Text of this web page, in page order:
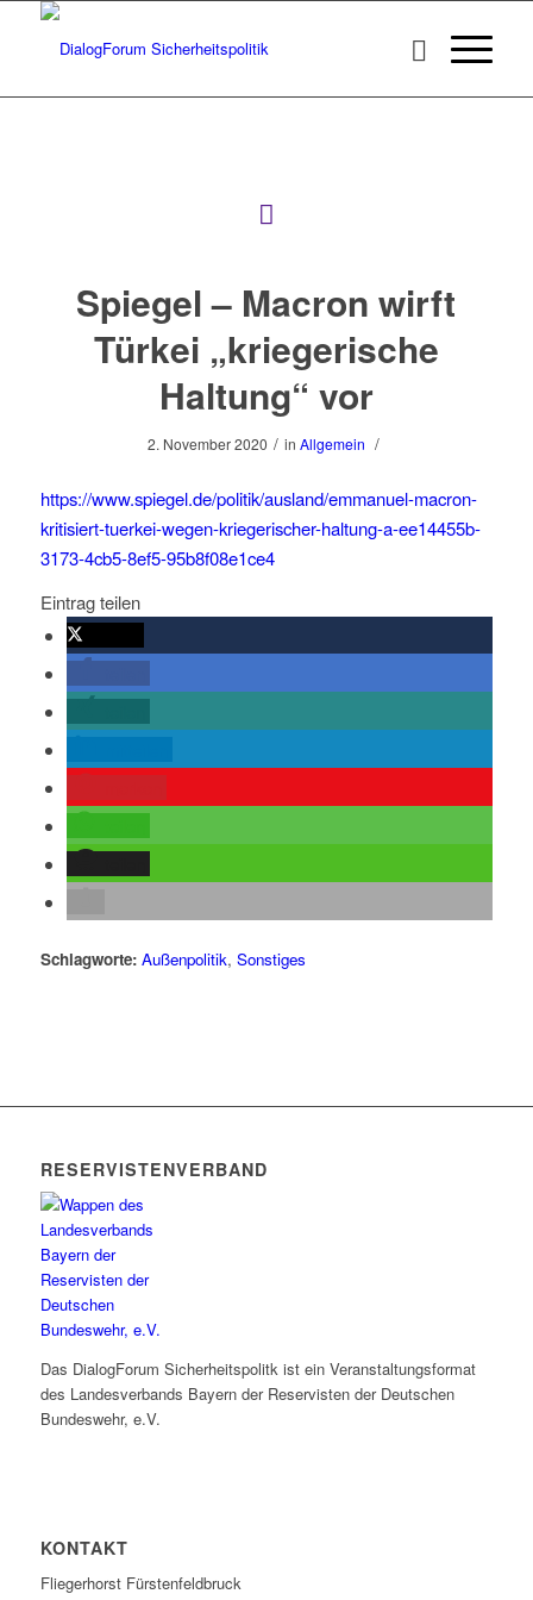
Spiegel – Macron wirft
Türkei „kriegerische
Haltung“ vor
2. November 2020 / in Allgemein /
https://www.spiegel.de/politik/ausland/emmanuel-macron-
kritisiert-tuerkei-wegen-kriegerischer-haltung-a-ee14455b-
3173-4cb5-8ef5-95b8f08e1ce4
Eintrag teilen
Schlagworte: Außenpolitik, Sonstiges
RESERVISTENVERBAND
Das DialogForum Sicherheitspolitk ist ein Veranstaltungsformat
des Landesverbands Bayern der Reservisten der Deutschen
Bundeswehr, e.V.
KONTAKT
Fliegerhorst Fürstenfeldbruck